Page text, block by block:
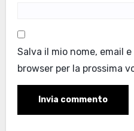
Salva il mio nome, email
browser per la prossima